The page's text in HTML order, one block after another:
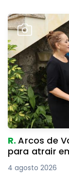
R.Arcos de
para atrair
4 agosto 2026